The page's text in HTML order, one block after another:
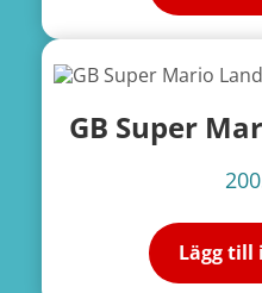
GB Super
Lägg till